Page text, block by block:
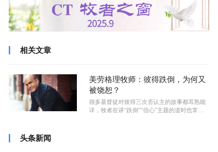
相关文章
美劳格理牧师：彼得跌倒，为何又
被饶恕？
很多基督徒对彼得三次否认主的故事都耳熟能
详，牧者在讲“跌倒”“信心”主题的道时也常常
头条新闻